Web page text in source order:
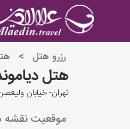
رزرو هتل >
هتل
تهران- خیابان ولیعصر-
موقعیت نقشه